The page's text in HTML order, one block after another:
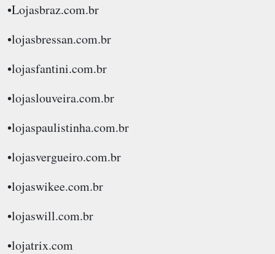
•Lojasbraz.com.br
•lojasbressan.com.br
•lojasfantini.com.br
•lojaslouveira.com.br
•lojaspaulistinha.com.br
•lojasvergueiro.com.br
•lojaswikee.com.br
•lojaswill.com.br
•lojatrix.com